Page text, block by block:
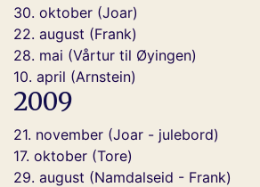
30. oktober (Joar)
22. august (Frank)
28. mai (Vårtur til Øyingen)
10. april (Arnstein)
2009
21. november (Joar - julebord)
17. oktober (Tore)
29. august (Namdalseid - Frank)